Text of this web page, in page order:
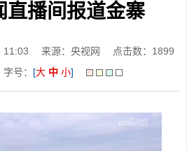
直播间报道金寨
11:03 来源：央视网 点击数： 1899
字号： [大 中 小]